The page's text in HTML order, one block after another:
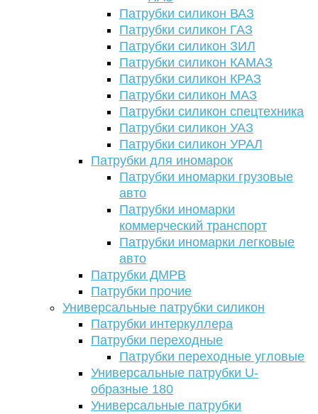
Патрубки силикон ВАЗ
Патрубки силикон ГАЗ
Патрубки силикон ЗИЛ
Патрубки силикон КАМАЗ
Патрубки силикон КРАЗ
Патрубки силикон МАЗ
Патрубки силикон спецтехника
Патрубки силикон УАЗ
Патрубки силикон УРАЛ
Патрубки для иномарок
Патрубки иномарки грузовые
авто
Патрубки иномарки
коммерческий транспорт
Патрубки иномарки легковые
авто
Патрубки ДМРВ
Патрубки прочие
Универсальные патрубки силикон
Патрубки интеркуллера
Патрубки переходные
Патрубки переходные угловые
Универсальные патрубки U-
образные 180
Универсальные патрубки